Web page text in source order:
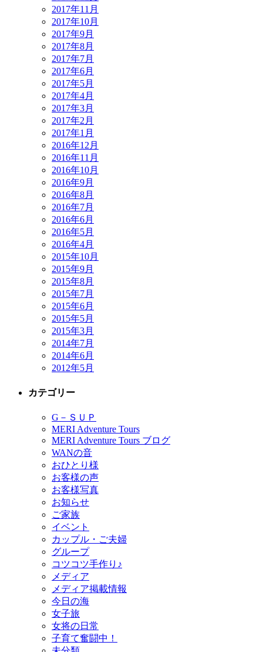
2017年11月
2017年10月
2017年9月
2017年8月
2017年7月
2017年6月
2017年5月
2017年4月
2017年3月
2017年2月
2017年1月
2016年12月
2016年11月
2016年10月
2016年9月
2016年8月
2016年7月
2016年6月
2016年5月
2016年4月
2015年10月
2015年9月
2015年8月
2015年7月
2015年6月
2015年5月
2015年3月
2014年7月
2014年6月
2012年5月
カテゴリー
G－ＳＵＰ
MERI Adventure Tours
MERI Adventure Tours ブログ
WANの音
おひとり様
お客様の声
お客様写真
お知らせ
ご家族
イベント
カップル・ご夫婦
グループ
コツコツ手作り♪
メディア
メディア掲載情報
今日の海
女子旅
女将の日常
子育て奮闘中！